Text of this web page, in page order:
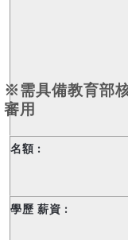
※需具備教育部
審用